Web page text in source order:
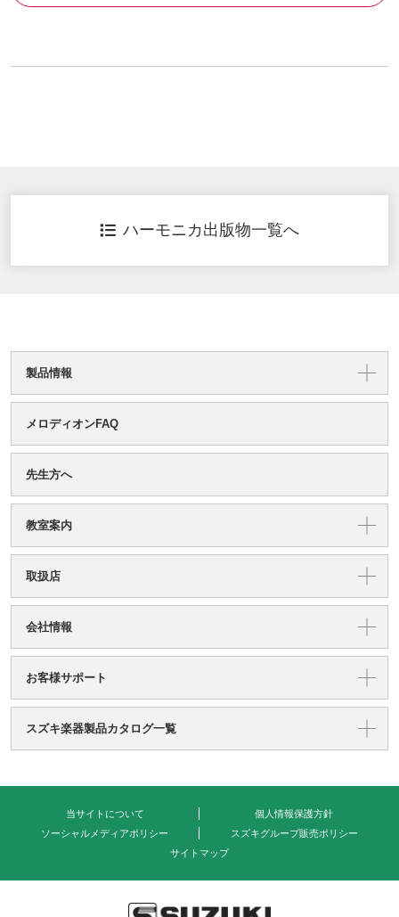
ハーモニカ出版物一覧へ
製品情報
メロディオンFAQ
先生方へ
教室案内
取扱店
会社情報
お客様サポート
スズキ楽器製品カタログ一覧
当サイトについて
個人情報保護方針
ソーシャルメディアポリシー
スズキグループ販売ポリシー
サイトマップ